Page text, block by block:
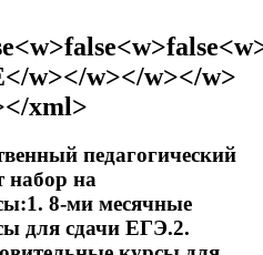
w></w></w></w>
xml>
педагогический
набор на
1. 8-ми месячные
для сдачи ЕГЭ.2.